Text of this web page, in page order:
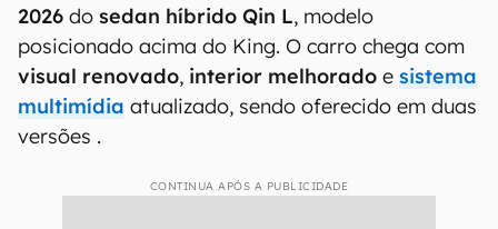
2026 do sedan híbrido Qin L, modelo
posicionado acima do King. O carro chega com
visual renovado, interior melhorado e sistema
multimídia atualizado, sendo oferecido em duas
versões .
CONTINUA APÓS A PUBLICIDADE